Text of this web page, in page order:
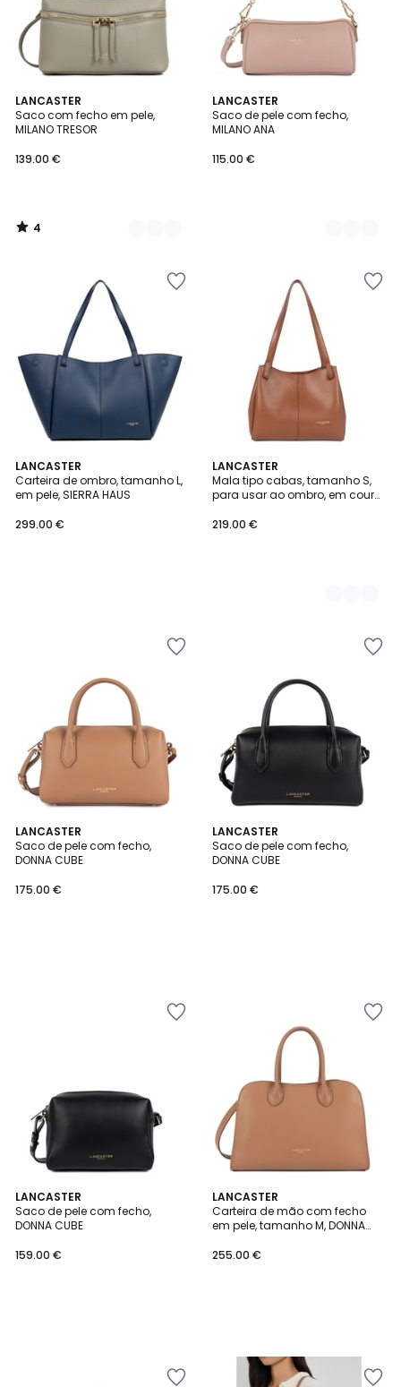
LANCASTER
Saco com fecho em pele,
MILANO TRESOR
139.00 €
4
/
5
2
Cores
4
/
LANCASTER
Saco de pele com fecho,
MILANO ANA
115.00 €
2
Cores
LANCASTER
Carteira de ombro, tamanho L,
em pele, SIERRA HAUS
299.00 €
LANCASTER
Mala tipo cabas, tamanho S,
para usar ao ombro, em couro,
219.00 €
2
Cores
LANCASTER
Saco de pele com fecho,
DONNA CUBE
175.00 €
LANCASTER
Saco de pele com fecho,
DONNA CUBE
175.00 €
LANCASTER
Saco de pele com fecho,
DONNA CUBE
159.00 €
LANCASTER
Carteira de mão com fecho
em pele, tamanho M, DONNA
255.00 €